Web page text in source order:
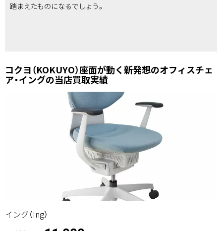
踏まえたものになるでしょう。
コクヨ（KOKUYO）座面が動く新発想のオフィスチェ
ア・イングの当店買取実績
イング（Ing）